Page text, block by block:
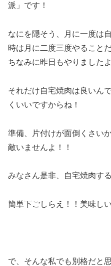
派」です！
なにを隠そう、月に一度は
時は月に二度三度やること
ちなみに昨日もやりましたよ
それだけ自宅焼肉は良いん
くいいですからね！
準備、片付けが面倒くさい
敵いませんよ！！
みなさん是非、自宅焼肉す
簡単下ごしらえ！！美味し
で、そんな私でも別格だと